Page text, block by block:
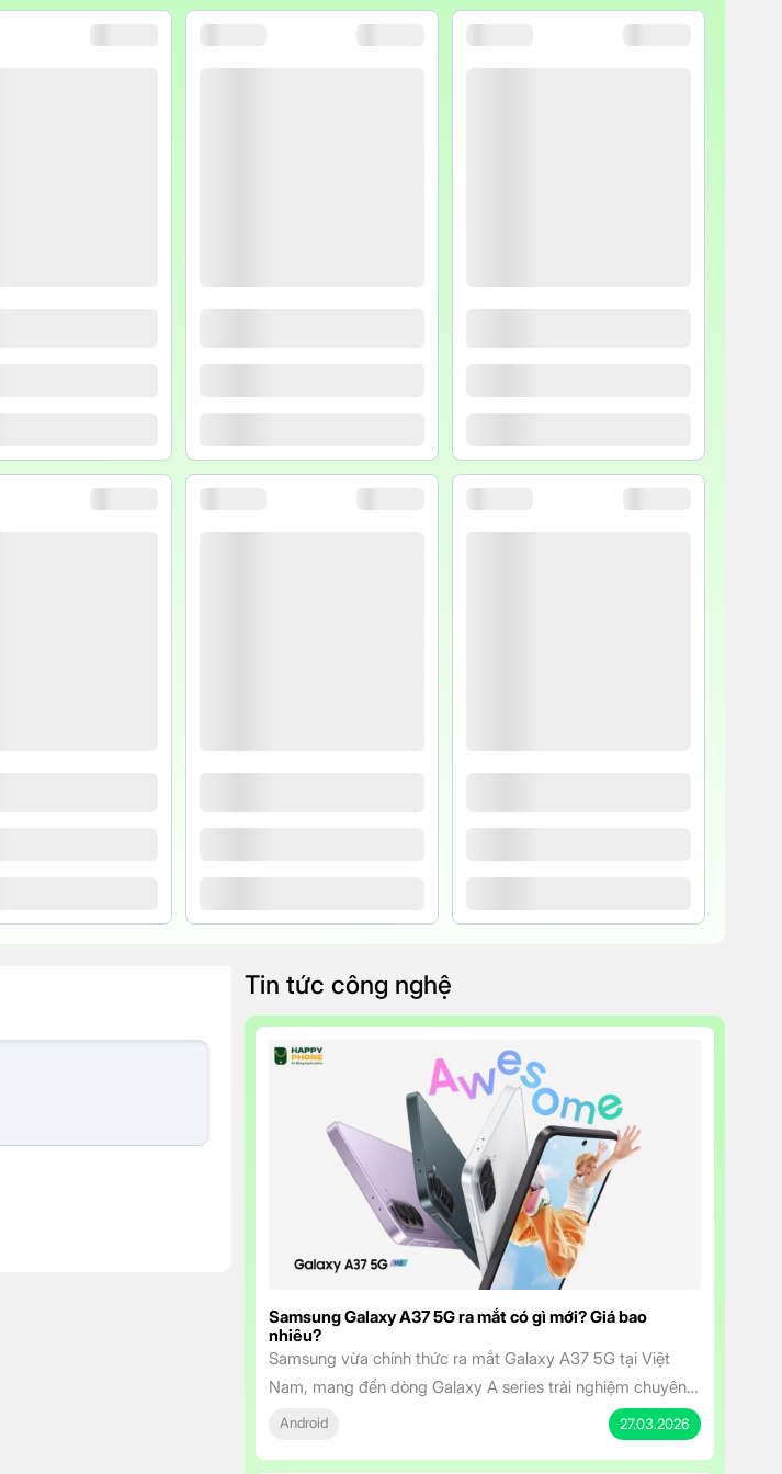
Tin tức công nghệ
Samsung Galaxy A37 5G ra mắt có gì mới? Giá bao
nhiêu?
Samsung vừa chính thức ra mắt Galaxy A37 5G tại Việt
Nam, mang đến dòng Galaxy A series trải nghiệm chuyên
nghiệp hơn với mức giá cực kỳ hấp dẫn. Smartphone tầm
trung sở hữu màn hình đẹp, camera AI thông minh, pin bền
Android 27.03.2026